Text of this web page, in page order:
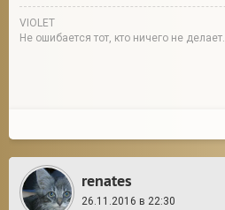
VIOLET
Не ошибается тот, кто ничего не делает.
renates
26.11.2016 в 22:30